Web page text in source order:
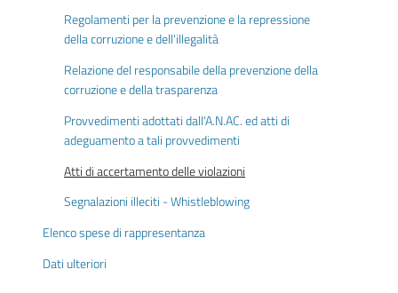
Regolamenti per la prevenzione e la repressione
della corruzione e dell'illegalità
Relazione del responsabile della prevenzione della
corruzione e della trasparenza
Provvedimenti adottati dall'A.N.AC. ed atti di
adeguamento a tali provvedimenti
Atti di accertamento delle violazioni
Segnalazioni illeciti - Whistleblowing
Elenco spese di rappresentanza
Dati ulteriori